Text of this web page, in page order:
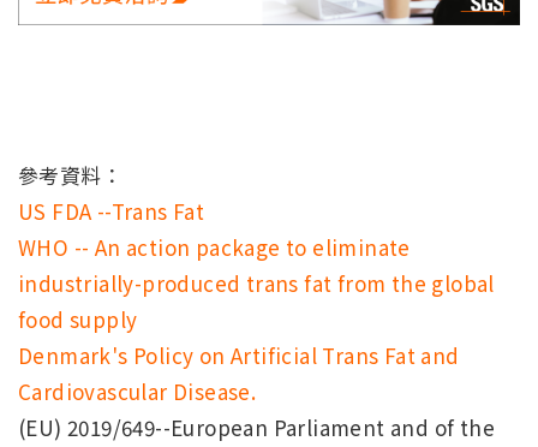
參考資料：
US FDA --Trans Fat
WHO -- An action package to eliminate
industrially-produced trans fat from the global
food supply
Denmark's Policy on Artificial Trans Fat and
Cardiovascular Disease.
(EU) 2019/649--European Parliament and of the